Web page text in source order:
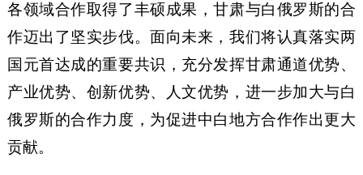
各领域合作取得了丰硕成果，甘肃与白俄罗斯的合
作迈出了坚实步伐。面向未来，我们将认真落实两
国元首达成的重要共识，充分发挥甘肃通道优势、
产业优势、创新优势、人文优势，进一步加大与白
俄罗斯的合作力度，为促进中白地方合作作出更大
贡献。